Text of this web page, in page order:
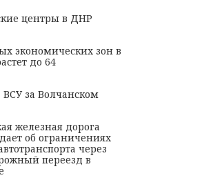
центры в ДНР
экономических зон в
до 64
ВСУ за Волчанском
железная дорога
об ограничениях
через
переезд в